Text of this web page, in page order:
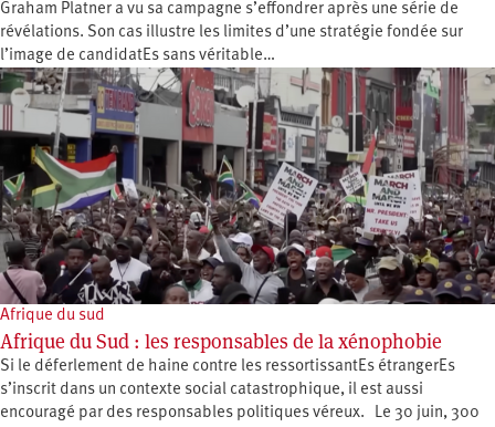
Graham Platner a vu sa campagne s’effondrer après une série de
révélations. Son cas illustre les limites d’une stratégie fondée sur
l’image de candidatEs sans véritable…
Afrique du sud
Afrique du Sud : les responsables de la xénophobie
Si le déferlement de haine contre les ressortissantEs étrangerEs
s’inscrit dans un contexte social catastrophique, il est aussi
encouragé par des responsables politiques véreux. Le 30 juin, 300